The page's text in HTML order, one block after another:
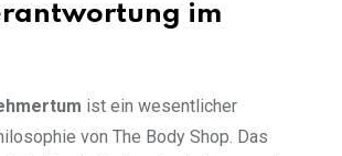
im
ist ein wesentlicher
von The Body Shop. Das